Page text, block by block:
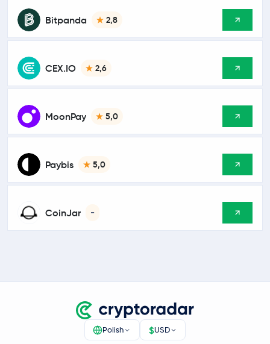
Bitpanda 2,8
CEX.IO 2,6
MoonPay 5,0
Paybis 5,0
CoinJar -
Polish $USD